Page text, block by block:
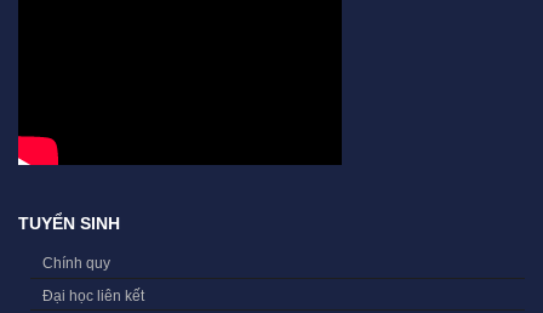
TUYỂN SINH
Chính quy
Đại học liên kết